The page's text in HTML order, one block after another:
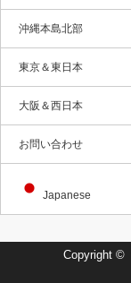
沖縄本島北部
東京＆東日本
大阪＆西日本
お問い合わせ
Japanese
Copyright ©